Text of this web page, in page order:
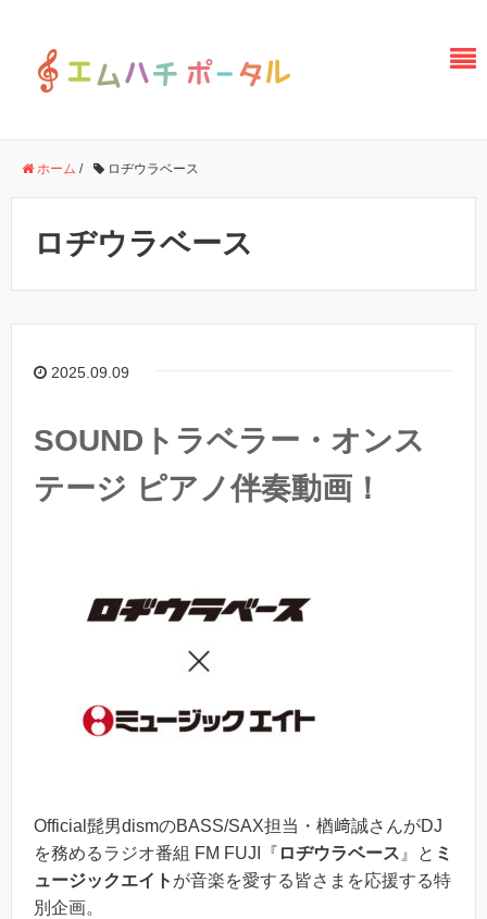
ホーム / ロヂウラベース
ロヂウラベース
2025.09.09
SOUNDトラベラー・オンス
テージ ピアノ伴奏動画！
Official髭男dismのBASS/SAX担当・楢﨑誠さんがDJ
を務めるラジオ番組 FM FUJI『 ロヂウラベース 』と ミ
ュージックエイト が音楽を愛する皆さまを応援する特
別企画。